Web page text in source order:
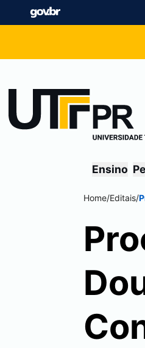
Ensino
Home/Editais/